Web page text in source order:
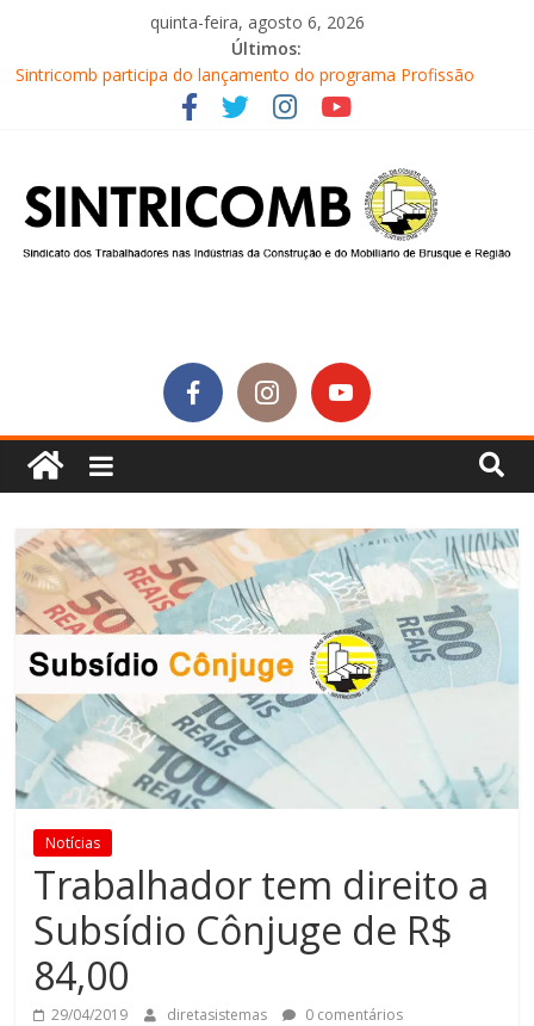
quinta-feira, agosto 6, 2026
Últimos:
Sintricomb participa do lançamento do programa Profissão
Construir em Brusque
Equipe do SINTRICOMB realiza mais uma edição do Café na
Conselho Fiscal do SINTRICOMB realiza avaliação das contas do
sindicato
Diretores do SINTRICOMB são eleitos para a direção da Nova
Central Sindical de SC
Notícias
Trabalhador tem direito a
Subsídio Cônjuge de R$
84,00
29/04/2019 diretasistemas 0 comentários